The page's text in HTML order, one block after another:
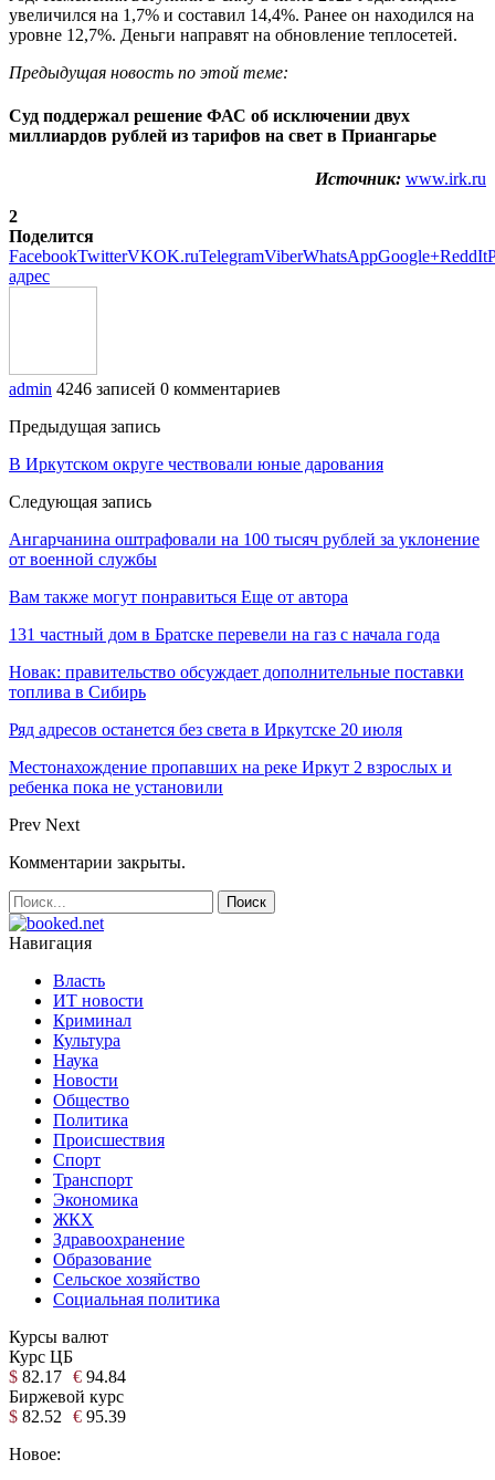
увеличился на 1,7% и составил 14,4%. Ранее он находился на
уровне 12,7%. Деньги направят на обновление теплосетей.
Предыдущая новость по этой теме:
Суд поддержал решение ФАС об исключении двух
миллиардов рублей из тарифов на свет в Приангарье
Источник: www.irk.ru
2
Поделится
FacebookTwitterVKOK.ruTelegramViberWhatsAppGoogle+ReddIt
адрес
admin 4246 записей 0 комментариев
Предыдущая запись
В Иркутском округе чествовали юные дарования
Следующая запись
Ангарчанина оштрафовали на 100 тысяч рублей за уклонение
от военной службы
Вам также могут понравиться Еще от автора
131 частный дом в Братске перевели на газ с начала года
Новак: правительство обсуждает дополнительные поставки
топлива в Сибирь
Ряд адресов останется без света в Иркутске 20 июля
Местонахождение пропавших на реке Иркут 2 взрослых и
ребенка пока не установили
Prev Next
Комментарии закрыты.
Навигация
Власть
ИТ новости
Криминал
Культура
Наука
Новости
Общество
Политика
Происшествия
Спорт
Транспорт
Экономика
ЖКХ
Здравоохранение
Образование
Сельское хозяйство
Социальная политика
Курсы валют
Курс ЦБ
$ 82.17 € 94.84
Биржевой курс
$ 82.52 € 95.39
Новое: